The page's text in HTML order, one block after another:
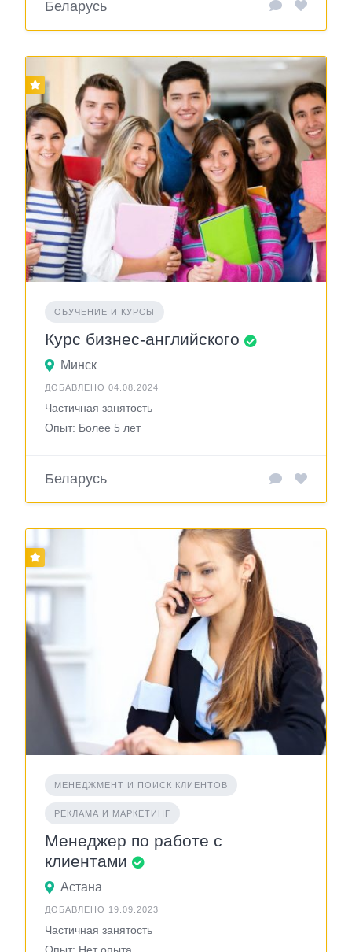
Беларусь
ОБУЧЕНИЕ И КУРСЫ
Курс бизнес-английского
Минск
ДОБАВЛЕНО 04.08.2024
Частичная занятость
Опыт: Более 5 лет
Беларусь
МЕНЕДЖМЕНТ И ПОИСК КЛИЕНТОВ
РЕКЛАМА И МАРКЕТИНГ
Менеджер по работе с
клиентами
Астана
ДОБАВЛЕНО 19.09.2023
Частичная занятость
Опыт: Нет опыта